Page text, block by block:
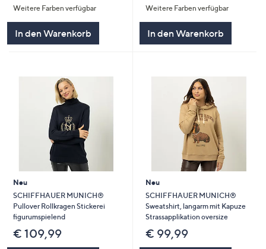
Weitere Farben verfügbar
In den Warenkorb
Weitere Farben verfügbar
In den Warenkorb
Neu
SCHIFFHAUER MUNICH®
Pullover Rollkragen Stickerei
figurumspielend
€ 109,99
Neu
SCHIFFHAUER MUNICH®
Sweatshirt, langarm mit Kapuze
Strassapplikation oversize
€ 99,99